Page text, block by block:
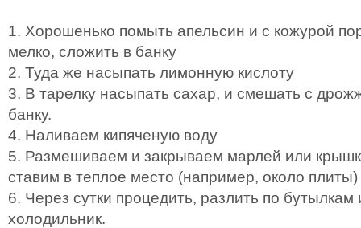
1. Хорошенько помыть апельсин и с кожурой
мелко, сложить в банку
2. Туда же насыпать лимонную кислоту
3. В тарелку насыпать сахар, и смешать с
банку.
4. Наливаем кипяченую воду
5. Размешиваем и закрываем марлей или
ставим в теплое место (например, около плиты)
6. Через сутки процедить, разлить по бутылкам
холодильник.